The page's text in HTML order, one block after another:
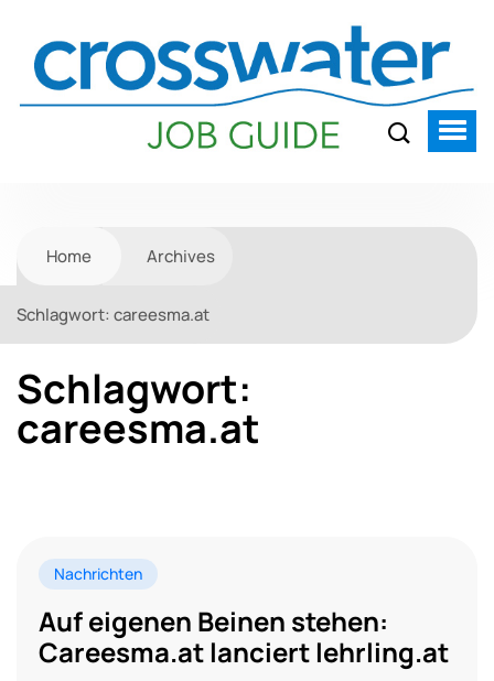
Home Archives
Schlagwort: careesma.at
Schlagwort:
careesma.at
Nachrichten
Auf eigenen Beinen stehen:
Careesma.at lanciert lehrling.at